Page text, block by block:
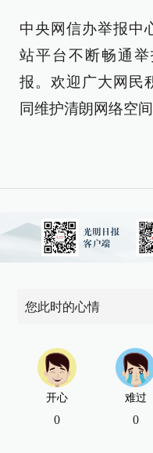
中央网信办举报中
站平台不断畅通
报。欢迎广大网民
同维护清朗网络空
您此时的心情
开心
0
难过
0